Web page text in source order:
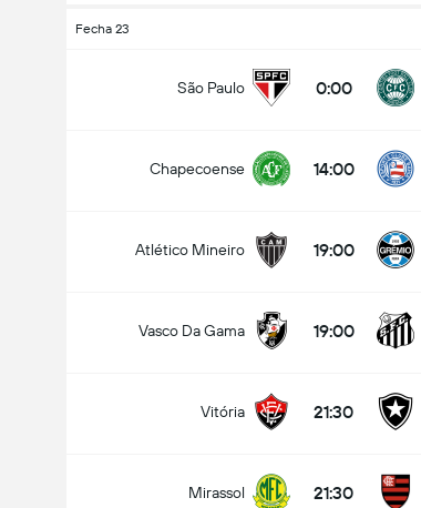
Fecha 23
São Paulo 0:00
Chapecoense 14:00
Atlético Mineiro 19:00
Vasco Da Gama 19:00
Vitória 21:30
Mirassol 21:30